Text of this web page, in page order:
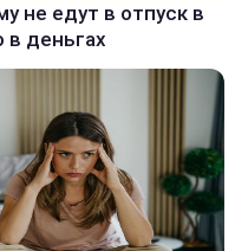
не едут в отпуск в
в деньгах